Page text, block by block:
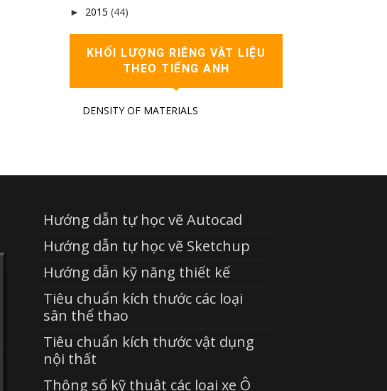
► 2015 (44)
KHỐI LƯỢNG RIÊNG VẬT LIỆU
THEO TIẾNG ANH
DENSITY OF MATERIALS
Hướng dẫn tự học vẽ Autocad
Hướng dẫn tự học vẽ Sketchup
Hướng dẫn kỹ năng thiết kế
Tiêu chuẩn kích thước các loại
sân thể thao
Tiêu chuẩn kích thước vật dụng
nội thất
Thông số kỹ thuật các loại xe Ô